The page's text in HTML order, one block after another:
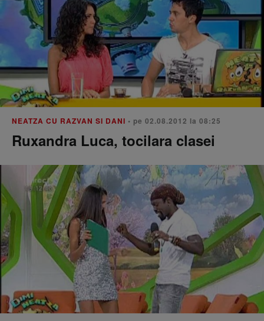
NEATZA CU RAZVAN SI DANI • pe 02.08.2012 la 08:25
Ruxandra Luca, tocilara clasei